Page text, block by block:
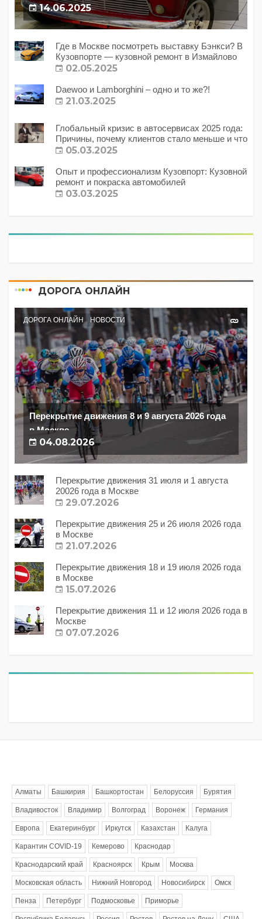
14.06.2025
Где в Москве посмотреть выставку Бэнкси? В
Кузовпорте — кузовной ремонт в Измайлово
02.05.2025
Daewoo и Lamborghini – одно и то же?!
21.03.2025
Глобальный кризис в автосервисах 2025 года:
Причины, почему клиентов стало меньше и что
с этим делать?
05.03.2025
Опыт и профессионализм Кузовпорт: Кузовной
ремонт и покраска автомобилей
03.03.2025
ДОРОГА ОНЛАЙН
ДОРОГА ОНЛАЙН НОВОСТИ
Перекрытие движения 8 и 9 августа 2026 года
в Москве
04.08.2026
Перекрытие движения 31 июля и 1 августа
20026 года в Москве
29.07.2026
Перекрытие движения 25 и 26 июля 2026 года
в Москве
21.07.2026
Перекрытие движения 18 и 19 июля 2026 года
в Москве
15.07.2026
Перекрытие движения 11 и 12 июля 2026 года в
Москве
07.07.2026
Алматы Башкирия Башкортостан Белоруссия Бурятия
Владивосток Владимир Волгоград Воронеж Германия
Европа Екатеринбург Иркутск Казахстан Калуга
Карантин COVID-19 Кемерово Краснодар
Краснодарский край Красноярск Крым Москва
Московская область Нижний Новгород Новосибирск Омск
Пенза Петербург Подмосковье Приморье